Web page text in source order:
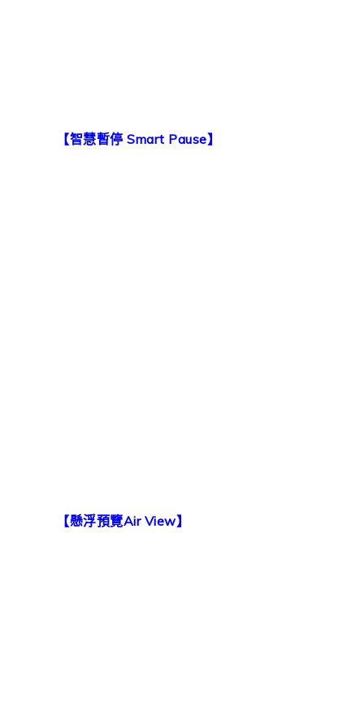
【智慧暫停 Smart Pause】
【懸浮預覽Air View】